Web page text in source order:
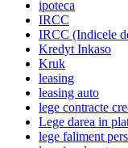
ipoteca
IRCC
IRCC (Indicele
Kredyt Inkaso
Kruk
leasing
leasing auto
lege contracte
Lege darea in
lege faliment